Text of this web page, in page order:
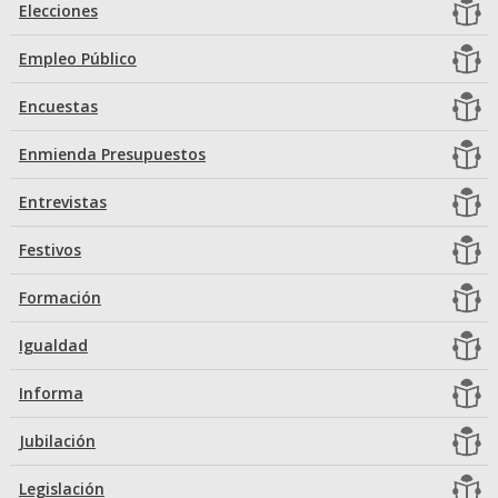
Elecciones
Empleo Público
Encuestas
Enmienda Presupuestos
Entrevistas
Festivos
Formación
Igualdad
Informa
Jubilación
Legislación